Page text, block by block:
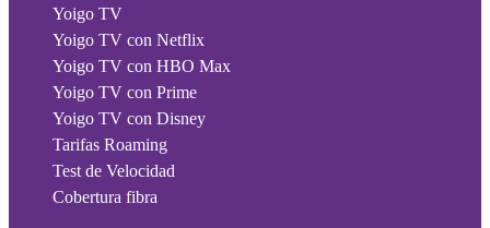
Yoigo TV
Yoigo TV con Netflix
Yoigo TV con HBO Max
Yoigo TV con Prime
Yoigo TV con Disney
Tarifas Roaming
Test de Velocidad
Cobertura fibra